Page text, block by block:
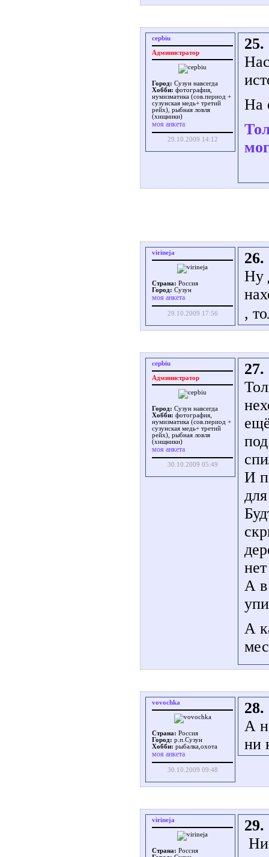
cepbiu
Администратор
Город: Сузун навсегда
Хобби: фотография,
нумизматика (сов.период +
сузунская медь+ третий
рейх), рыбная ловля
(хищники)
моя анкета
29.10.2009 14:12
25.
На
virineja
Страна: Россия
Город: Сузун
моя анкета
29.10.2009 17:56
26.
Ну
,
cepbiu
Администратор
Город: Сузун навсегда
Хобби: фотография,
нумизматика (сов.период +
сузунская медь+ третий
рейх), рыбная ловля
(хищники)
моя анкета
30.10.2009 05:49
27.
И
А в
А
vovochka
Страна: Россия
Город: р.п.Сузун
Хобби: рыбалка,охота
моя анкета
30.10.2009 09:48
28.
А
ни
virineja
Страна: Россия
29.
Ни